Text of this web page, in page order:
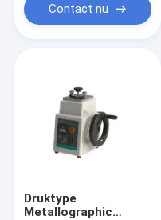
Contact nu
Druktype
Metallographic